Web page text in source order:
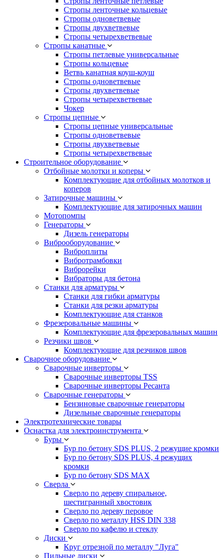
Стропы ленточные кольцевые
Стропы одноветвевые
Стропы двухветвевые
Стропы четырехветвевые
Стропы канатные
Стропы петлевые универсальные
Стропы кольцевые
Ветвь канатная коуш-коуш
Стропы одноветвевые
Стропы двухветвевые
Стропы четырехветвевые
Чокер
Стропы цепные
Стропы цепные универсальные
Стропы одноветвевые
Стропы двухветвевые
Стропы четырехветвевые
Строительное оборудование
Отбойные молотки и коперы
Комплектующие для отбойных молотков и
коперов
Затирочные машины
Комплектующие для затирочных машин
Мотопомпы
Генераторы
Дизель генераторы
Виброоборудование
Виброплиты
Вибротрамбовки
Виброрейки
Вибраторы для бетона
Станки для арматуры
Станки для гибки арматуры
Станки для резки арматуры
Комплектующие для станков
Фрезеровальные машины
Комплектующие для фрезеровальных машин
Резчики швов
Комплектующие для резчиков швов
Сварочное оборудование
Сварочные инверторы
Сварочные инверторы TSS
Сварочные инверторы Ресанта
Сварочные генераторы
Бензиновые сварочные генераторы
Дизельные сварочные генераторы
Электротехнические товары
Оснастка для электроинструмента
Буры
Бур по бетону SDS PLUS, 2 режущие кромки
Бур по бетону SDS PLUS, 4 режущих
кромки
Бур по бетону SDS MAX
Сверла
Сверло по дереву спиральное,
шестигранный хвостовик
Сверло по дереву перовое
Сверло по металлу HSS DIN 338
Сверло по кафелю и стеклу
Диски
Круг отрезной по металлу "Луга"
Пильные диски